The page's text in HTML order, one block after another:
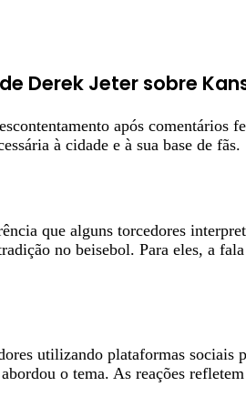
Derek Jeter sobre
após
à cidade e à sua base de fãs.
que alguns torcedores
no beisebol. Para eles, a
utilizando plataformas sociais
o tema. As reações